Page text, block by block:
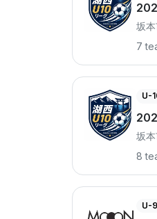
坂
7
U-
坂
8
U-9